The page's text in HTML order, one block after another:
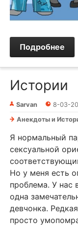
Подробнее
Истории
Sarvan 8-03-
Анекдоты и
Я нормальный
сексуальной
Но у меня есть
проблема. У нас
одна
девчонка.
просто